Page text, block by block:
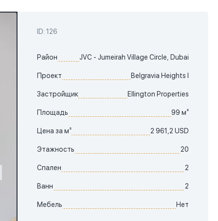
ID: 126
Район JVC - Jumeirah Village Circle, Dubai
Проект Belgravia Heights I
Застройщик Ellington Properties
Площадь 99 м²
Цена за м² 2 961,2 USD
Этажность 20
Спален 2
Ванн 2
Мебель Нет